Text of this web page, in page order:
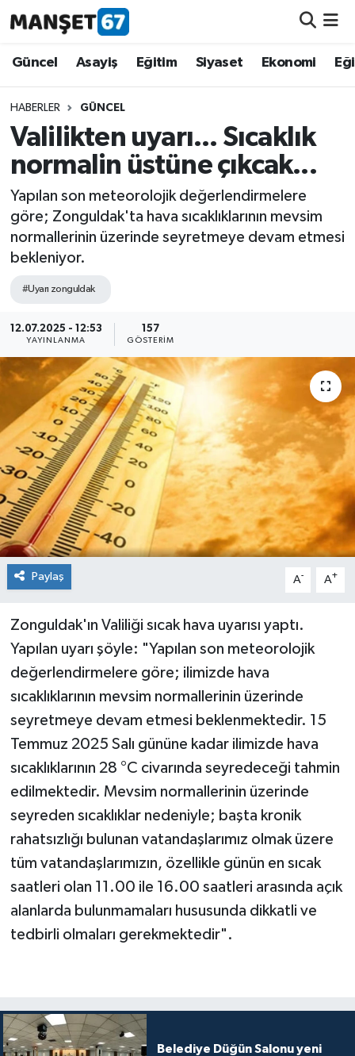
Güncel Asayiş Eğitim Siyaset Ekonomi
HABERLER GÜNCEL
Valilikten uyarı... Sıcaklık
normalin üstüne çıkcak...
Yapılan son meteorolojik değerlendirmelere
göre; Zonguldak'ta hava sıcaklıklarının mevsim
normallerinin üzerinde seyretmeye devam etmesi
bekleniyor.
#Uyarı zonguldak
12.07.2025 - 12:53
YAYINLANMA
157
GÖSTERIM
Paylaş A- A+
Zonguldak'ın Valiliği sıcak hava uyarısı yaptı.
Yapılan uyarı şöyle: "Yapılan son meteorolojik
değerlendirmelere göre; ilimizde hava
sıcaklıklarının mevsim normallerinin üzerinde
seyretmeye devam etmesi beklenmektedir. 15
Temmuz 2025 Salı gününe kadar ilimizde hava
sıcaklıklarının 28 °C civarında seyredeceği tahmin
edilmektedir. Mevsim normallerinin üzerinde
seyreden sıcaklıklar nedeniyle; başta kronik
rahatsızlığı bulunan vatandaşlarımız olmak üzere
tüm vatandaşlarımızın, özellikle günün en sıcak
saatleri olan 11.00 ile 16.00 saatleri arasında açık
alanlarda bulunmamaları hususunda dikkatli ve
tedbirli olmaları gerekmektedir".
Belediye Düğün Salonu yeni
Güncel
Asayiş
Siyaset
Eğitim
Ekonomi
Magazin
Medya
Mizah
Röportaj
Teknoloji